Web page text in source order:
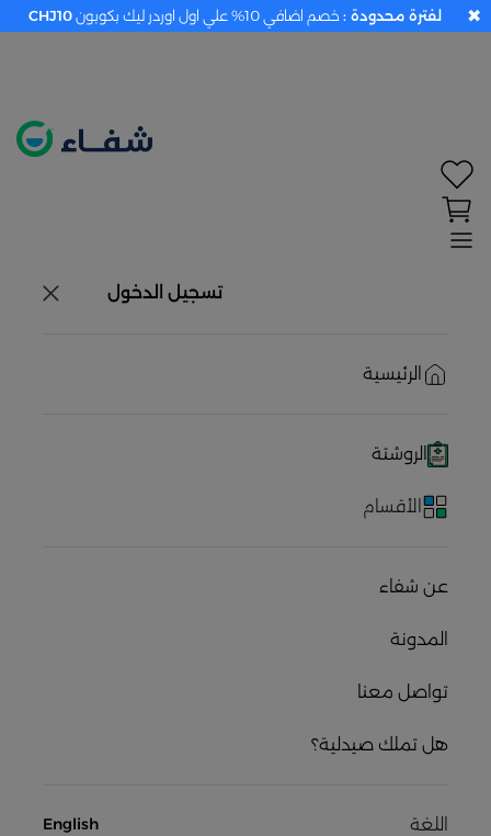
تسجيل الدخول
الرئيسية
الروشتة
الأقسام
عن شفاء
المدونة
تواصل معنا
هل تملك صيدلية؟
اللغة English
لفترة محدودة : خصم اضافي 10% علي اول اوردر ليك بكوبون CHJ10 ✖